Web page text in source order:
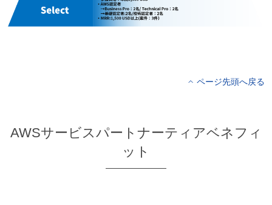
ページ先頭へ戻る
AWSサービスパートナーティアベネフィ
ット